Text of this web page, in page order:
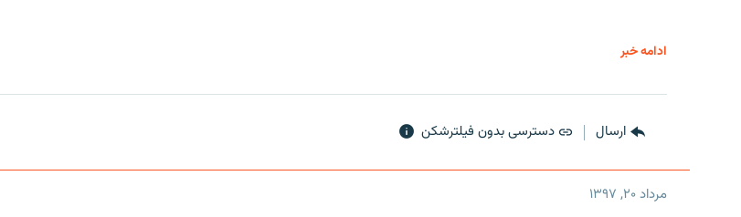
ادامه خبر
ارسال دسترسی بدون فیلترشکن
مرداد ۲۰, ۱۳۹۷